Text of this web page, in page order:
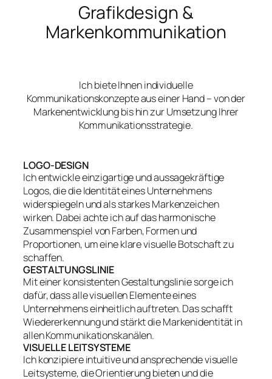
Grafikdesign &
Markenkommunikation
Ich biete Ihnen individuelle
Kommunikationskonzepte aus einer Hand – von der
Markenentwicklung bis hin zur Umsetzung Ihrer
Kommunikationsstrategie.
LOGO-DESIGN
Ich entwickle einzigartige und aussagekräftige
Logos, die die Identität eines Unternehmens
widerspiegeln und als starkes Markenzeichen
wirken. Dabei achte ich auf das harmonische
Zusammenspiel von Farben, Formen und
Proportionen, um eine klare visuelle Botschaft zu
schaffen.
GESTALTUNGSLINIE
Mit einer konsistenten Gestaltungslinie sorge ich
dafür, dass alle visuellen Elemente eines
Unternehmens einheitlich auftreten. Das schafft
Wiedererkennung und stärkt die Markenidentität in
allen Kommunikationskanälen.
VISUELLE LEITSYSTEME
Ich konzipiere intuitive und ansprechende visuelle
Leitsysteme, die Orientierung bieten und die